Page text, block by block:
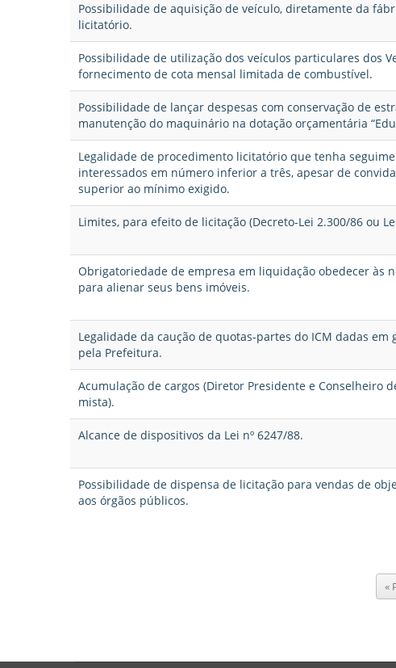
Possibilidade de aquisição de veículo, diretamente da
licitatório.
Possibilidade de utilização dos veículos particulares dos
fornecimento de cota mensal limitada de combustível.
Possibilidade de lançar despesas com conservação de
manutenção do maquinário na dotação orçamentária
Legalidade de procedimento licitatório que tenha
interessados em número inferior a três, apesar de
superior ao mínimo exigido.
Limites, para efeito de licitação (Decreto-Lei 2.300/86 ou
Obrigatoriedade de empresa em liquidação obedecer às
para alienar seus bens imóveis.
Legalidade da caução de quotas-partes do ICM dadas
pela Prefeitura.
Acumulação de cargos (Diretor Presidente e Conselheiro
mista).
Alcance de dispositivos da Lei nº 6247/88.
Possibilidade de dispensa de licitação para vendas de
aos órgãos públicos.
«